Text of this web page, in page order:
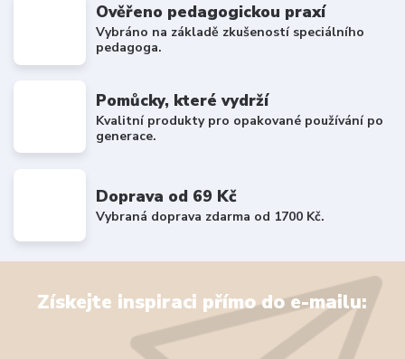
Ověřeno pedagogickou praxí
Vybráno na základě zkušeností speciálního
pedagoga.
Pomůcky, které vydrží
Kvalitní produkty pro opakované používání po
generace.
Doprava od 69 Kč
Vybraná doprava zdarma od 1700 Kč.
Získejte inspiraci přímo do e-mailu: